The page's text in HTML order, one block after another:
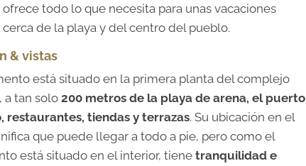
todo lo que necesita para unas vacaciones
de la playa y del centro del pueblo.
& vistas
está situado en la primera planta del complejo
a tan solo200 metros de la playa de arena, el puerto
restaurantes, tiendas y terrazas. Su ubicación en el
que puede llegar a todo a pie, pero como el
está situado en el interior, tienetranquilidad e